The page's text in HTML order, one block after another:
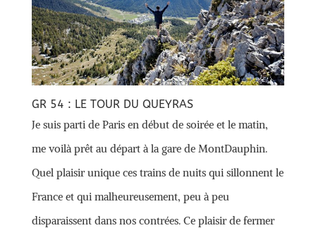
GR 54 : LE TOUR DU QUEYRAS
Je suis parti de Paris en début de soirée et le matin,
me voilà prêt au départ à la gare de MontDauphin.
Quel plaisir unique ces trains de nuits qui sillonnent le
France et qui malheureusement, peu à peu
disparaissent dans nos contrées. Ce plaisir de fermer